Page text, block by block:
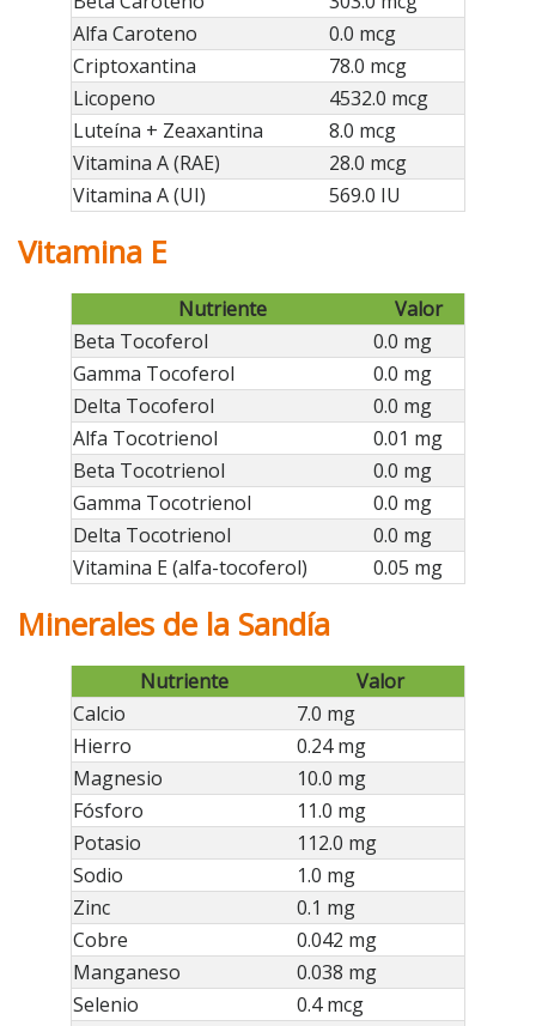
Alfa Caroteno
0.0 mcg
Criptoxantina
78.0 mcg
Licopeno
4532.0 mcg
Luteína + Zeaxantina
8.0 mcg
Vitamina A (RAE)
28.0 mcg
Vitamina A (UI)
569.0 IU
Vitamina E
Nutriente
Valor
Beta Tocoferol
0.0 mg
Gamma Tocoferol
0.0 mg
Delta Tocoferol
0.0 mg
Alfa Tocotrienol
0.01 mg
Beta Tocotrienol
0.0 mg
Gamma Tocotrienol
0.0 mg
Delta Tocotrienol
0.0 mg
Vitamina E (alfa-tocoferol)
0.05 mg
Minerales de la Sandía
Nutriente
Valor
Calcio
7.0 mg
Hierro
0.24 mg
Magnesio
10.0 mg
Fósforo
11.0 mg
Potasio
112.0 mg
Sodio
1.0 mg
Zinc
0.1 mg
Cobre
0.042 mg
Manganeso
0.038 mg
Selenio
0.4 mcg